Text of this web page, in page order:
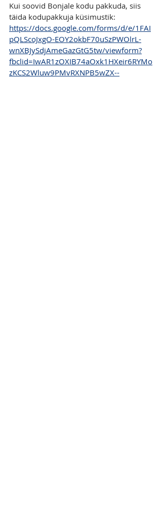
Kui soovid Bonjale kodu pakkuda, siis
täida kodupakkuja küsimustik:
https://docs.google.com/forms/d/e/1FAI
pQLScoJxgO-EOY2okbF70uSzPWOlrL-
wnXBJySdjAmeGazGtG5tw/viewform?
fbclid=IwAR1zOXIB74aOxk1HXeir6RYMo
zKCS2Wluw9PMvRXNPB5wZX--